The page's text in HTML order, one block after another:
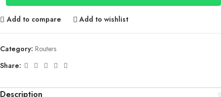
Add to compare Add to wishlist
Category: Routers
Share:
Description